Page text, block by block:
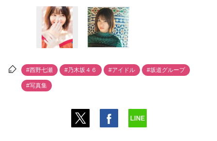
#西野七瀬 #乃木坂４６ #アイドル #坂道グループ
#写真集